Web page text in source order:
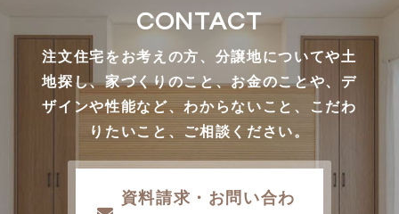
CONTACT
注文住宅をお考えの方、分譲地についてや土
地探し、家づくりのこと、お金のことや、デ
ザインや性能など、わからないこと、こだわ
りたいこと、ご相談ください。
資料請求・お問い合わ